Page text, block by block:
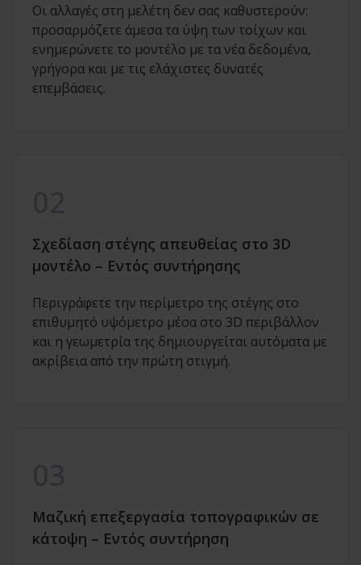
Οι αλλαγές στη μελέτη δεν σας καθυστερούν:
προσαρμόζετε άμεσα τα ύψη των τοίχων και
ενημερώνετε το μοντέλο με τα νέα δεδομένα,
γρήγορα και με τις ελάχιστες δυνατές
επεμβάσεις.
Σχεδίαση στέγης απευθείας στο 3D
μοντέλο – Εντός συντήρησης
Περιγράφετε την περίμετρο της στέγης στο
επιθυμητό υψόμετρο μέσα στο 3D περιβάλλον
και η γεωμετρία της δημιουργείται αυτόματα με
ακρίβεια από την πρώτη στιγμή.
Μαζική επεξεργασία τοπογραφικών σε
κάτοψη – Εντός συντήρηση